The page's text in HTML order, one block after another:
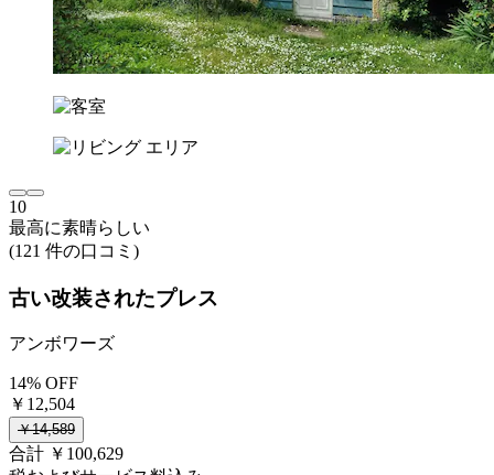
10
最高に素晴らしい
(121 件の口コミ)
古い改装されたプレス
アンボワーズ
14% OFF
￥12,504
￥14,589
合計 ￥100,629